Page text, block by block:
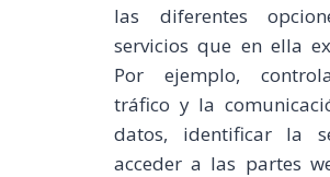
las diferentes
servicios que en ella
Por ejemplo,
tráfico y la
datos, identificar la
acceder a las partes